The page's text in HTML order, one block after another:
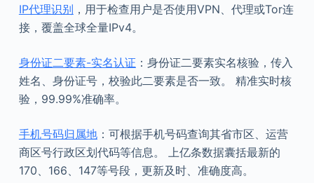
IP代理识别 ，用于检查用户是否使用VPN、代理或Tor连
接，覆盖全球全量IPv4。
身份证二要素-实名认证 ：身份证二要素实名核验，传入
姓名、身份证号，校验此二要素是否一致。 精准实时核
验，99.99%准确率。
手机号码归属地：可根据手机号码查询其省市区、运营
商区号行政区划代码等信息。 上亿条数据囊括最新的
170、166、147等号段，更新及时、准确度高。